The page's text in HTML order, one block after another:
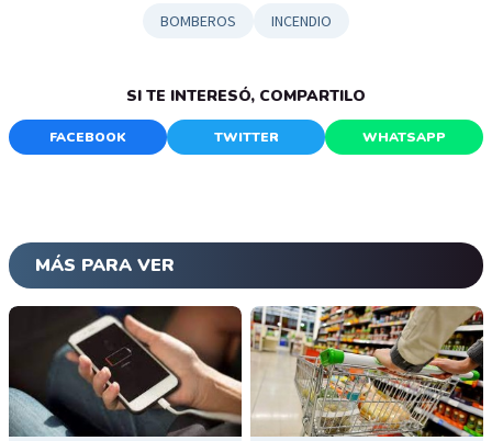
BOMBEROS INCENDIO
SI TE INTERESÓ, COMPARTILO
FACEBOOK TWITTER WHATSAPP
MÁS PARA VER